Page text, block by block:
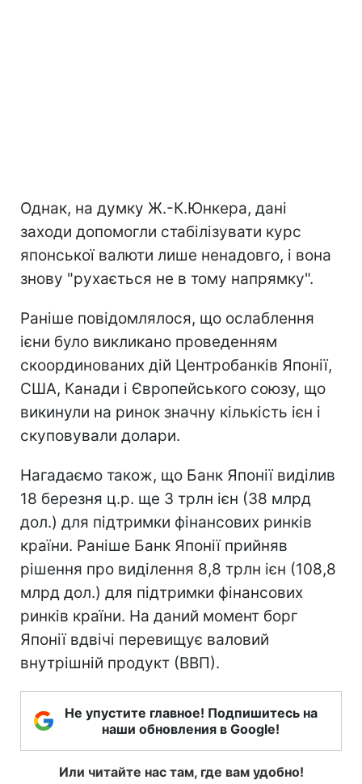
Однак, на думку Ж.-К.Юнкера, дані
заходи допомогли стабілізувати курс
японської валюти лише ненадовго, і вона
знову "рухається не в тому напрямку".
Раніше повідомлялося, що ослаблення
ієни було викликано проведенням
скоординованих дій Центробанків Японії,
США, Канади і Європейського союзу, що
викинули на ринок значну кількість ієн і
скуповували долари.
Нагадаємо також, що Банк Японії виділив
18 березня ц.р. ще 3 трлн ієн (38 млрд
дол.) для підтримки фінансових ринків
країни. Раніше Банк Японії прийняв
рішення про виділення 8,8 трлн ієн (108,8
млрд дол.) для підтримки фінансових
ринків країни. На даний момент борг
Японії вдвічі перевищує валовий
внутрішній продукт (ВВП).
Не упустите главное! Подпишитесь на
наши обновления в Google!
Или читайте нас там, где вам удобно!